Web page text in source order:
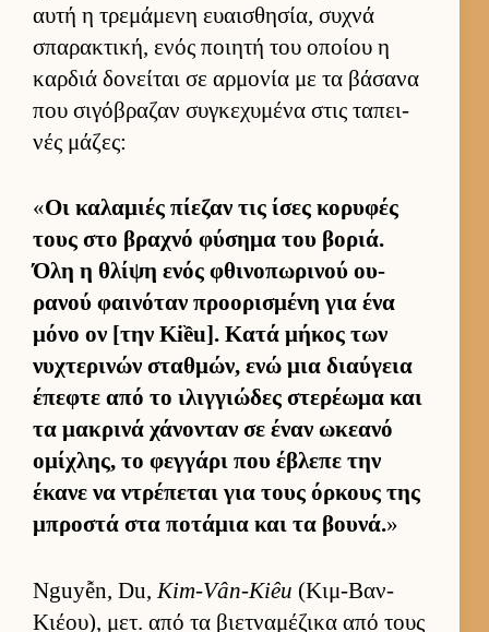
αυτή η τρεμάμενη ευαι­σθησία, συχνά
σπαρακτική, ενός ποι­ητή του οποίου η
καρ­διά δονεί­ται σε αρ­μονία με τα βάσανα
που σιγόβραζαν συγκεχυμένα στις ταπει­
νές μάζες:
«Οι καλαμιές πίεζαν τις ίσες κορυφές
τους στο βραχνό φύσημα του βοριά.
Όλη η θλίψη ενός φθινοπωρινού ου­
ρανού φαι­νόταν προορισμένη για ένα
μόνο ον [την Kiều]. Κατά μήκος των
νυχτερινών σταθ­μών, ενώ μια διαύ­γεια
έπεφτε από το ιλιγ­γιώδες στερέωμα και
τα μακρινά χάνονταν σε έναν ωκεανό
ομίχλης, το φεγ­γάρι που έβλεπε την
έκανε να ντρέπεται για τους όρ­κους της
μπροστά στα ποτάμια και τα βου­νά.»
Nguyễn, Du,Kim-Vân-Kiêu (Κιμ-Βαν-
Κιέου), μετ. από τα βιετ­ναμέζικα από τους